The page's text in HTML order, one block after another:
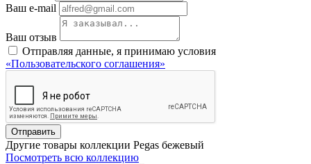
Ваш e-mail
Ваш отзыв
Отправляя данные, я принимаю условия
«Пользовательского соглашения»
Отправить
Другие товары коллекции Pegas бежевый
Посмотреть всю коллекцию